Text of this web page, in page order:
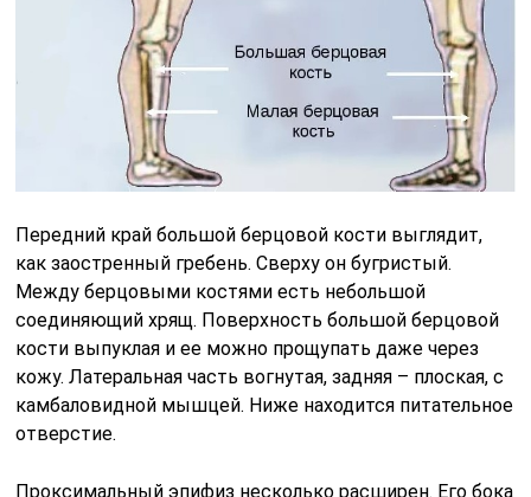
Передний край большой берцовой кости выглядит,
как заостренный гребень. Сверху он бугристый.
Между берцовыми костями есть небольшой
соединяющий хрящ. Поверхность большой берцовой
кости выпуклая и ее можно прощупать даже через
кожу. Латеральная часть вогнутая, задняя – плоская, с
камбаловидной мышцей. Ниже находится питательное
отверстие.
Проксимальный эпифиз несколько расширен. Его бока